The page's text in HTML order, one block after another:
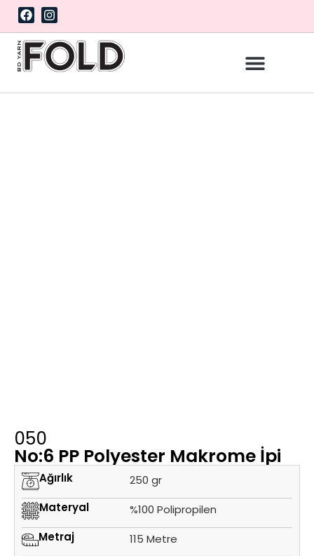
050
No:6 PP Polyester Makrome İpi
Ağırlık
250 gr
Materyal
%100 Polipropilen
Metraj
115 Metre